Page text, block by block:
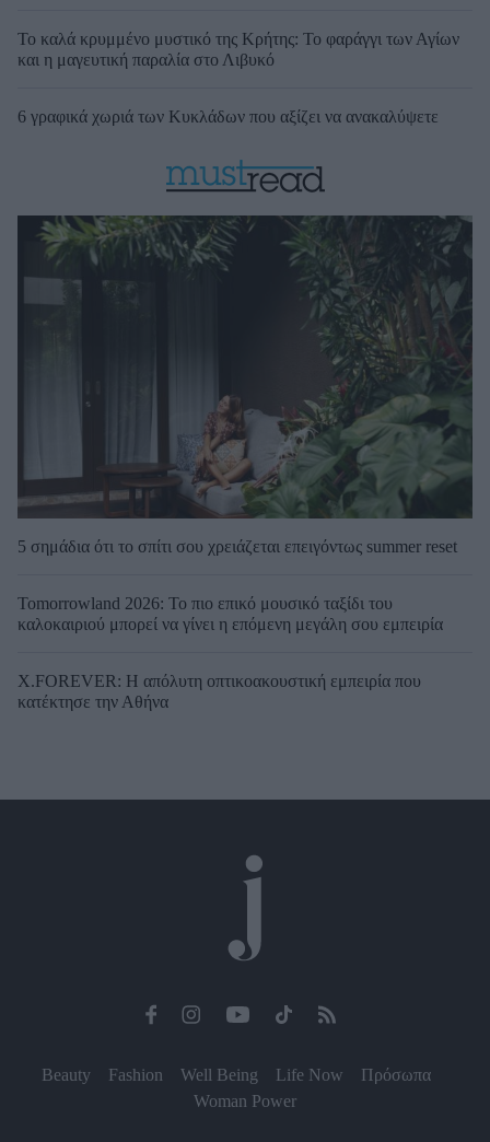
Το καλά κρυμμένο μυστικό της Κρήτης: Το φαράγγι των Αγίων
και η μαγευτική παραλία στο Λιβυκό
6 γραφικά χωριά των Κυκλάδων που αξίζει να ανακαλύψετε
5 σημάδια ότι το σπίτι σου χρειάζεται επειγόντως summer reset
Tomorrowland 2026: Το πιο επικό μουσικό ταξίδι του
καλοκαιριού μπορεί να γίνει η επόμενη μεγάλη σου εμπειρία
X.FOREVER: Η απόλυτη οπτικοακουστική εμπειρία που
κατέκτησε την Αθήνα
Beauty Fashion Well Being Life Now
Πρόσωπα
Woman Power